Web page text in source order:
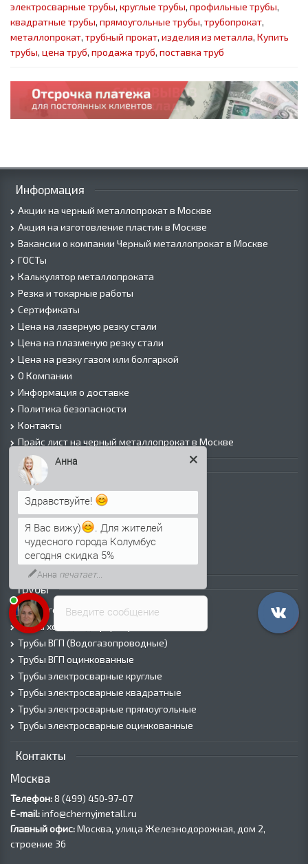
электросварные трубы, круглые трубы, профильные трубы,
квадратные трубы, прямоугольные трубы, трубопрокат,
металлопрокат, трубный прокат, изделия из металла, Купить
трубы, цена труб, продажа труб, поставка труб
Информация
Акции на черный металлопрокат в Москве
Акция на изготовление пластин в Москве
Вакансии о компании Черный металлопрокат в Москве
ГОСТы
Калькулятор металлопроката
Резка и токарные работы
Сертификаты
Цена на лазерную резку стали
Цена на плазменую резку стали
Цена на резку газом или болгаркой
О Компании
Информация о доставке
Политика безопасности
Контакты
Прайс лист на черный металлопрокат в Москве
Листовой прокат
Лист г/к
Лист х/к
Просечно-вытяжной лист (ПВЛ)
Лист рифленый
Лист оцинкованный
Трубы
Трубы горячедеформированные
Труба холоднодеформированная
Трубы ВГП (Водогазопроводные)
Трубы ВГП оцинкованные
Трубы электросварные круглые
Трубы электросварные квадратные
Трубы электросварные прямоугольные
Трубы электросварные оцинкованные
Контакты
Москва
Телефон:8 (499) 450‑97-07
E-mail:info@chernyjmetall.ru
Главный офис:Москва, улица Железнодорожная, дом 2,
строение 36
Введите сообщение
Анна
Здравствуйте!
Я Вас вижу)
. Для жителей
чудесного города Колумбус
сегодня скидка 5%
Анна печатает...